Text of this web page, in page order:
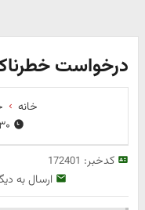
درخواست خطرناک
خانه
کدخبر: 172401
ارسال به